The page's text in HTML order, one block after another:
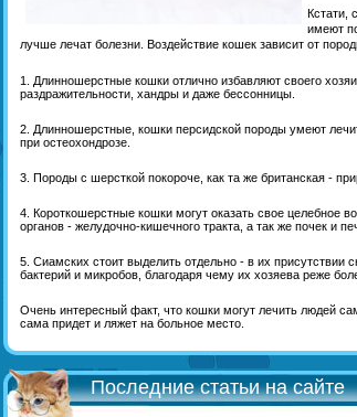
Кстати,
имеют
лучше лечат болезни. Воздействие кошек зависит от
1. Длинношерстные кошки отлично избавляют своего
раздражительности, хандры и даже бессонницы.
2. Длинношерстные, кошки персидской породы умеют
при остеохондрозе.
3. Породы с шерсткой покороче, как та же британская -
4. Короткошерстные кошки могут оказать свое целебное
органов - желудочно-кишечного тракта, а так же почек и
5. Сиамских стоит выделить отдельно - в их присутствии
бактерий и микробов, благодаря чему их хозяева реже
Очень интересный факт, что кошки могут лечить людей
сама придет и ляжет на больное место.
Последние статьи на сайте